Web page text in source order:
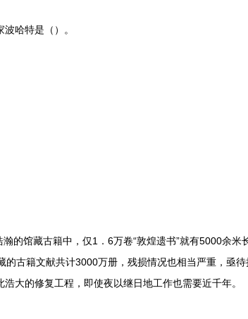
哈特是（）。
馆藏古籍中，仅1．6万卷“敦煌遗书”就有5000余米
的古籍文献共计3000万册，残损情况也相当严重，亟
大的修复工程，即使夜以继日地工作也需要近千年。